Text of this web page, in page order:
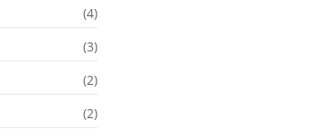
(4)
(3)
(2)
(2)